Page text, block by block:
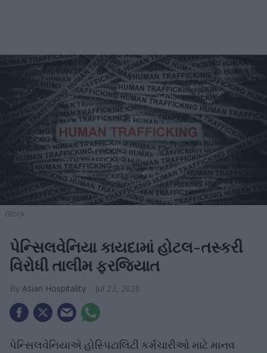
iStock
પેન્સિલવેનિયા કાયદામાં હોટલ-તસ્કરી
વિરોધી તાલીમ ફરજિયાત
Asian Hospitality Jul 22, 2026
પેન્સિલવેનિયાએ હોસ્પિટાલિટી કર્મચારીઓ માટે માનવ